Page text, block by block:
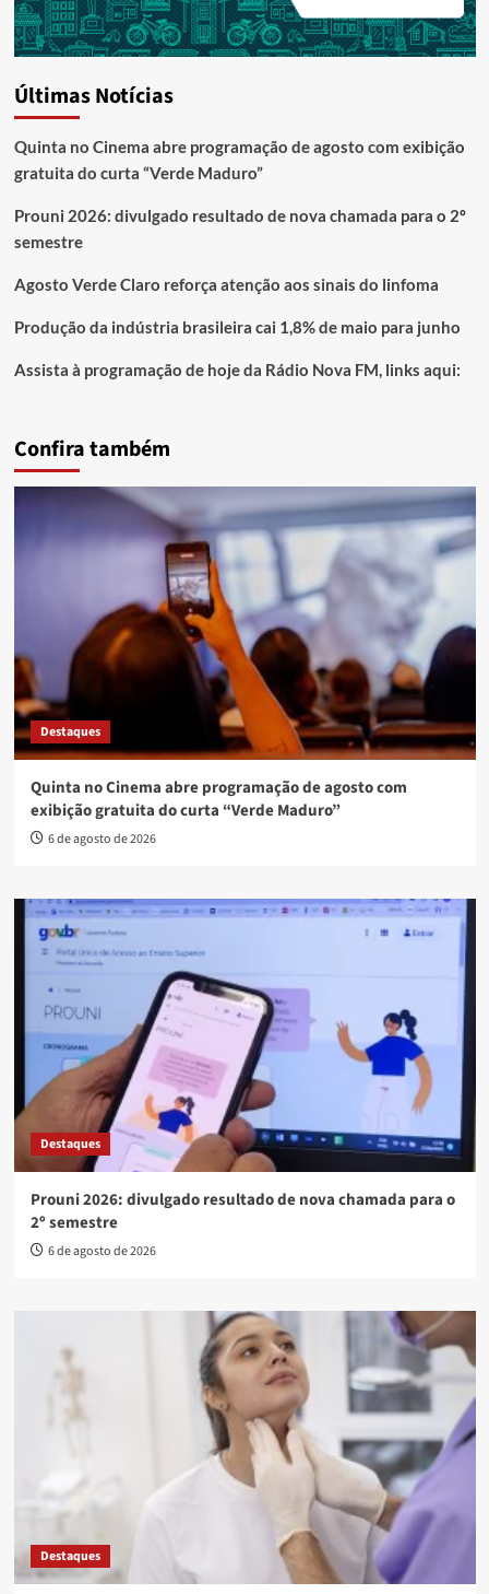
Últimas Notícias
Quinta no Cinema abre programação de agosto com exibição
gratuita do curta “Verde Maduro”
Prouni 2026: divulgado resultado de nova chamada para o 2º
semestre
Agosto Verde Claro reforça atenção aos sinais do linfoma
Produção da indústria brasileira cai 1,8% de maio para junho
Assista à programação de hoje da Rádio Nova FM, links aqui:
Confira também
Destaques
Quinta no Cinema abre programação de agosto com
exibição gratuita do curta “Verde Maduro”
6 de agosto de 2026
Destaques
Prouni 2026: divulgado resultado de nova chamada para o
2º semestre
6 de agosto de 2026
Destaques